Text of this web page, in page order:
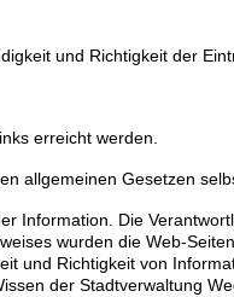
und Richtigkeit der
erreicht werden.
allgemeinen Gesetzen
Information. Die
wurden die Web-
und Richtigkeit von
der Stadtverwaltung